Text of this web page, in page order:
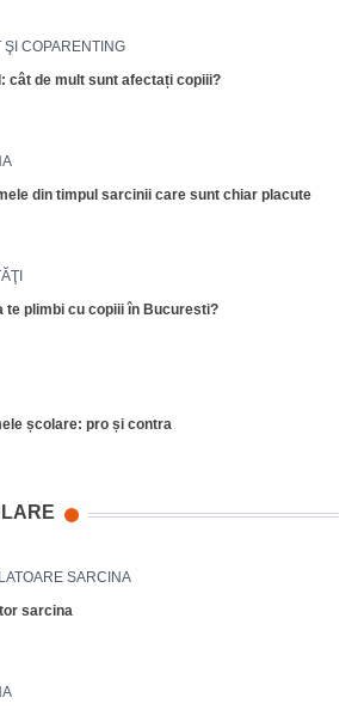
ŞI COPARENTING
cât de mult sunt afectați copiii?
din timpul sarcinii care sunt chiar placute
te plimbi cu copiii în Bucuresti?
școlare: pro și contra
SARCINA
sarcina